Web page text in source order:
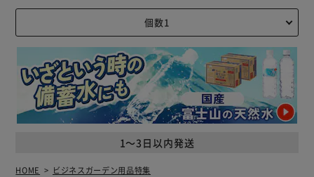
1～3日以内発送
HOME ビジネスガーデン用品特集